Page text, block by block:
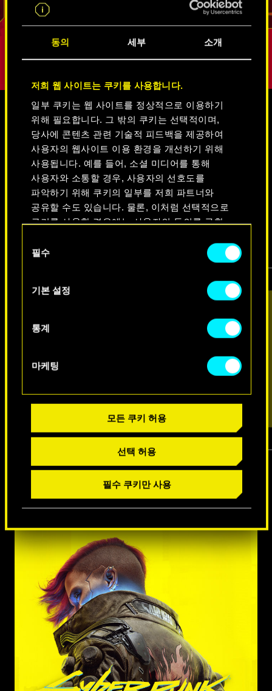
동의 세부 소개
저희 웹 사이트는 쿠키를 사용합니다.
일부 쿠키는 웹 사이트를 정상적으로 이용하기
위해 필요합니다. 그 밖의 쿠키는 선택적이며,
당사에 콘텐츠 관련 기술적 피드백을 제공하여
사용자의 웹사이트 이용 환경을 개선하기 위해
사용됩니다. 예를 들어, 소셜 미디어를 통해
사용자와 소통할 경우, 사용자의 선호도를
파악하기 위해 쿠키의 일부를 저희 파트너와
공유할 수도 있습니다. 물론, 이처럼 선택적으로
쿠키를 사용할 경우에는 사용자의 동의를 구할
쿠키 사용에 관한 세부 사항이나 관련 설정은
아래의 "Settings" 메뉴에서 확인할 수 있습니다.
필수
기본 설정
통계
마케팅
모든 쿠키 허용
선택 허용
필수 쿠키만 사용
미디어
사이버펑크 2077
비디오 스크린샷 콘셉트 아트
1/7